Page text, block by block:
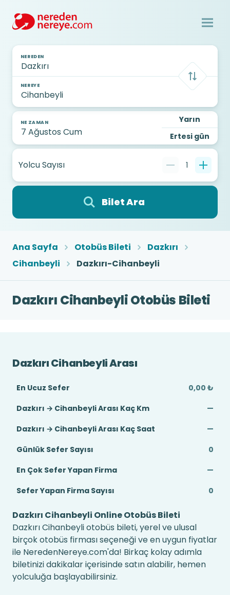
NEREDEN
NEREYE
NE ZAMAN
Yarın
Ertesi gün
Yolcu Sayısı 1
Bilet Ara
Ana Sayfa Otobüs Bileti
Dazkırı
Cihanbeyli
Dazkırı-Cihanbeyli
Dazkırı Cihanbeyli Otobüs Bileti
Dazkırı Cihanbeyli Arası
En Ucuz Sefer
0,00 ₺
Dazkırı → Cihanbeyli Arası Kaç Km
—
Dazkırı → Cihanbeyli Arası Kaç Saat
—
Günlük Sefer Sayısı
0
En Çok Sefer Yapan Firma
—
Sefer Yapan Firma Sayısı
0
Dazkırı Cihanbeyli Online Otobüs Bileti
Dazkırı Cihanbeyli otobüs bileti, yerel ve ulusal
birçok otobüs firması seçeneği ve en uygun fiyatlar
ile NeredenNereye.com'da! Birkaç kolay adımla
biletinizi dakikalar içerisinde satın alabilir, hemen
yolculuğa başlayabilirsiniz.